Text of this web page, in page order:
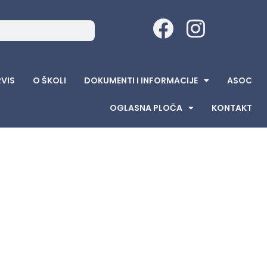
O ŠKOLI DOKUMENTI I INFORMACIJE ASOC
OGLASNA PLOČA KONTAKT